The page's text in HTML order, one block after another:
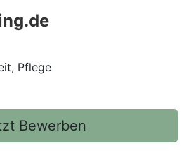
Pflege
Bewerben